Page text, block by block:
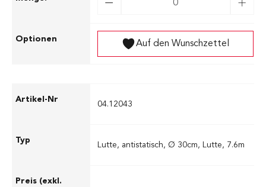
Auf den Wunschzettel
04.12043
Lutte, antistatisch, Ø 30cm, Lutte, 7.6m